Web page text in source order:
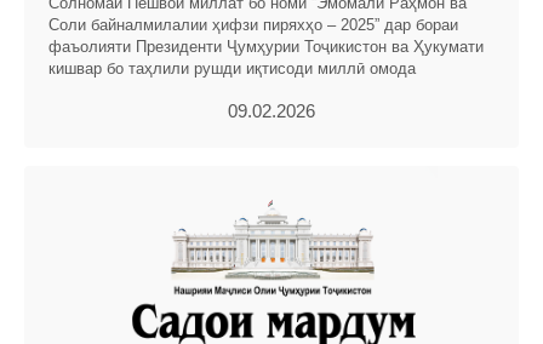
Соли байналмилалии ҳифзи пиряхҳо – 2025” дар бораи
фаъолияти Президенти Ҷумҳурии Тоҷикистон ва Ҳукумати
кишвар бо таҳлили рушди иқтисоди миллӣ омода
09.02.2026